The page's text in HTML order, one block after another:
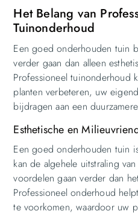
Het Belang van
Tuinonderhoud
Een goed onderhouden tuin
verder gaan dan alleen
Professioneel tuinonderhoud
planten verbeteren, uw
bijdragen aan een
Esthetische en
Een goed onderhouden tuin
kan de algehele uitstraling
voordelen gaan verder dan
Professioneel onderhoud
te voorkomen, waardoor uw